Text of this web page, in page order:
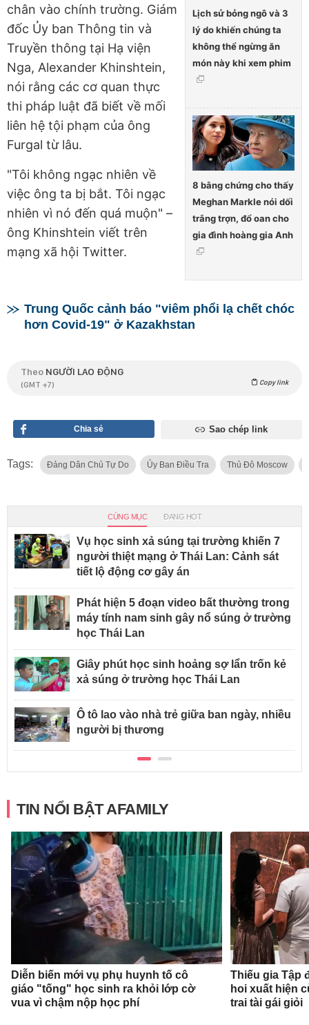
Lịch sử bỏng ngô và 3
lý do khiến chúng ta
không thể ngừng ăn
món này khi xem phim
8 bằng chứng cho thấy
Meghan Markle nói dối
trắng trợn, đổ oan cho
gia đình hoàng gia Anh
chân vào chính trường. Giám
đốc Ủy ban Thông tin và
Truyền thông tại Hạ viện
Nga, Alexander Khinshtein,
nói rằng các cơ quan thực
thi pháp luật đã biết về mối
liên hệ tội phạm của ông
Furgal từ lâu.
"Tôi không ngạc nhiên về
việc ông ta bị bắt. Tôi ngạc
nhiên vì nó đến quá muộn" –
ông Khinshtein viết trên
mạng xã hội Twitter.
Trung Quốc cảnh báo "viêm phổi lạ chết chóc
hơn Covid-19" ở Kazakhstan
Theo NGƯỜI LAO ĐỘNG
(GMT +7) Copy link
Chia sẻ Sao chép link
Tags: Đảng Dân Chủ Tự Do Ủy Ban Điều Tra Thủ Đô Moscow
CÙNG MỤC ĐANG HOT
Vụ học sinh xả súng tại trường khiến 7
người thiệt mạng ở Thái Lan: Cảnh sát
tiết lộ động cơ gây án
Phát hiện 5 đoạn video bất thường trong
máy tính nam sinh gây nổ súng ở trường
học Thái Lan
Giây phút học sinh hoảng sợ lẩn trốn kẻ
xả súng ở trường học Thái Lan
Ô tô lao vào nhà trẻ giữa ban ngày, nhiều
người bị thương
TIN NỔI BẬT AFAMILY
Diễn biến mới vụ phụ huynh tố cô
giáo "tống" học sinh ra khỏi lớp cờ
vua vì chậm nộp học phí
Thiếu gia Tập
hoi xuất hiện
trai tài gái giỏi